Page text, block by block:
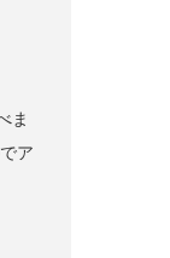
ま
ア